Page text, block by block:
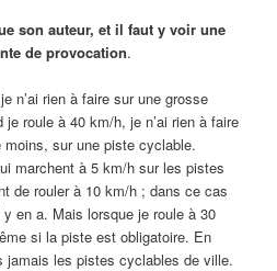
son auteur, et il faut y voir une
de provocation.
n’ai rien à faire sur une grosse
roule à 40 km/h, je n’ai rien à faire
sur une piste cyclable.
marchent à 5 km/h sur les pistes
de rouler à 10 km/h ; dans ce cas
en a. Mais lorsque je roule à 30
si la piste est obligatoire. En
jamais les pistes cyclables de ville.